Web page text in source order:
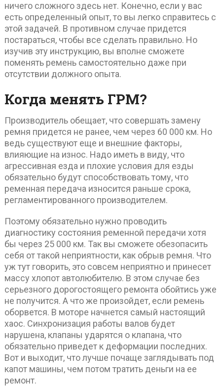
ничего сложного здесь нет. Конечно, если у вас
есть определенный опыт, то вы легко справитесь с
этой задачей. В противном случае придется
постараться, чтобы все сделать правильно. Но
изучив эту инструкцию, вы вполне сможете
поменять ремень самостоятельно даже при
отсутствии должного опыта.
Когда менять ГРМ?
Производитель обещает, что совершать замену
ремня придется не ранее, чем через 60 000 км. Но
ведь существуют еще и внешние факторы,
влияющие на износ. Надо иметь в виду, что
агрессивная езда и плохие условия для езды
обязательно будут способствовать тому, что
ременная передача износится раньше срока,
регламентированного производителем.
Поэтому обязательно нужно проводить
диагностику состояния ременной передачи хотя
бы через 25 000 км. Так вы сможете обезопасить
себя от такой неприятности, как обрыв ремня. Что
уж тут говорить, это совсем неприятно и принесет
массу хлопот автолюбителю. В этом случае без
серьезного дорогостоящего ремонта обойтись уже
не получится. А что же произойдет, если ремень
оборвется. В моторе начнется самый настоящий
хаос. Синхронизация работы валов будет
нарушена, клапаны ударятся о клапана, что
обязательно приведет к деформации последних.
Вот и выходит, что лучше почаще заглядывать под
капот машины, чем потом тратить деньги на ее
ремонт.